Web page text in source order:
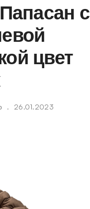
с
цвет
26.01.2023